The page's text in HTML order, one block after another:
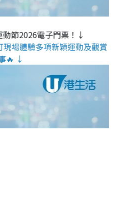
節2026電子門票！↓
場體驗多項新穎運動及觀賞
🔥 ↓